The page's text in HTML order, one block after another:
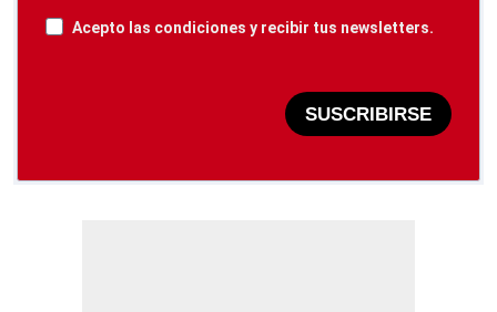
Acepto las condiciones y recibir tus newsletters.
SUSCRIBIRSE